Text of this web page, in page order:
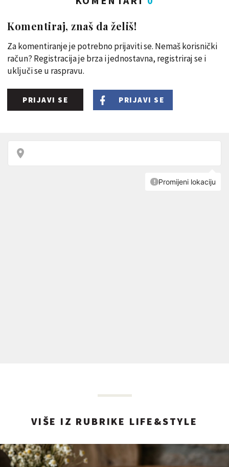
Komentiraj, znaš da želiš!
Za komentiranje je potrebno prijaviti se. Nemaš korisnički
račun? Registracija je brza i jednostavna, registriraj se i
uključi se u raspravu.
PRIJAVI SE PRIJAVI SE
VIŠE IZ RUBRIKE LIFE&STYLE